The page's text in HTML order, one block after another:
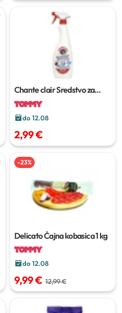
Chante clair Sredstvo za
čišćenje600 ml ili 625 ml
do 12.08
2,99 €
-23%
Delicato Čajna kobasica1 kg
do 12.08
9,99 € 12,99 €